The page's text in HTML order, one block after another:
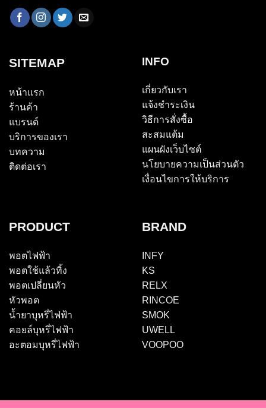
SITEMAP
หน้าแรก
ร้านค้า
แบรนด์
บริการของเรา
บทความ
ติดต่อเรา
INFO
เกี่ยวกับเรา
แจ้งชำระเงิน
วิธีการสั่งซื้อ
สะสมแต้ม
แผนผังเว็บไซต์
นโยบายความเป็นส่วนตัว
เงื่อนไขการให้บริการ
PRODUCT
พอตไฟฟ้า
พอตใช้แล้วทิ้ง
พอตเปลี่ยนหัว
หัวพอต
น้ำยาบุหรี่ไฟฟ้า
คอยล์บุหรี่ไฟฟ้า
อะตอมบุหรี่ไฟฟ้า
BRAND
INFY
KS
RELX
RINCOE
SMOK
UWELL
VOOPOO